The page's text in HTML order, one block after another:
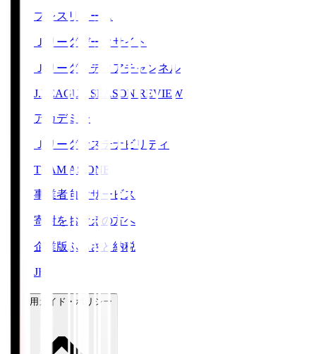
プレスリリース
Ｊリーグデータサイト
Ｊリーグメディアチャンネル
J.LEAGUE SEASON REVIEW
アカデミー
Ｊリーグサステナビリティ
TEAM AS ONE
事業者向けサービス
寄附をお考えの方へ
企業版ふるさと納税
JFA
ご利用ガイド・ポリシー